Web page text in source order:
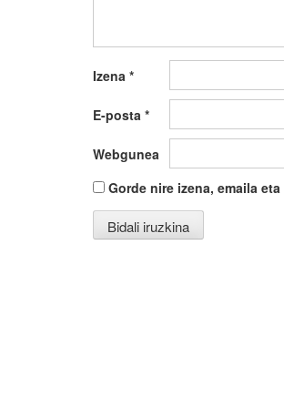
Izena *
E-posta *
Webgunea
Gorde nire izena, emaila